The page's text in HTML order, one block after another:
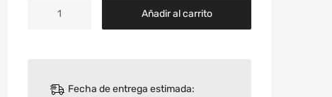
Añadir al carrito
Fecha de entrega estimada: